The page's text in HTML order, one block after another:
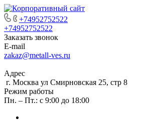
+74952752522
+74952752522
Заказать звонок
E-mail
zakaz@metall-ves.ru
Адрес
г. Москва ул Смирновская 25, стр 8
Режим работы
Пн. – Пт.: с 9:00 до 18:00